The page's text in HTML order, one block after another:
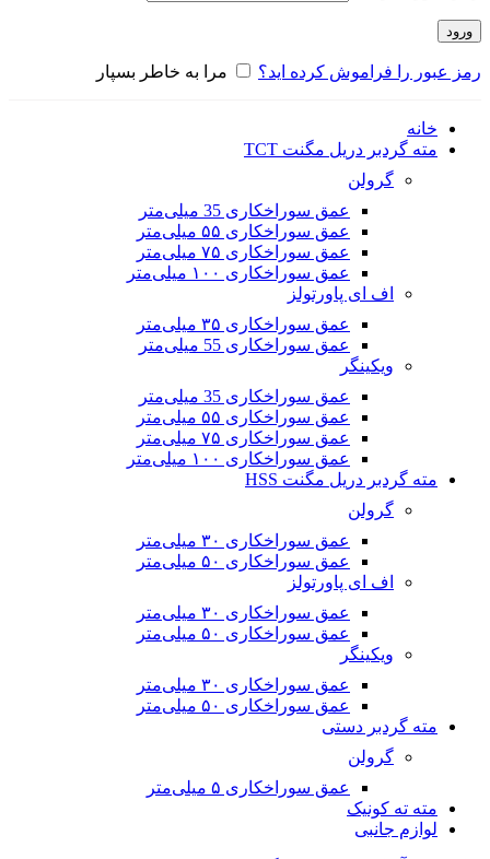
ورود
رمز عبور را فراموش کرده اید؟ مرا به خاطر بسپار
خانه
مته گردبر دریل مگنت TCT
گرولن
عمق سوراخکاری 35 میلی‌متر
عمق سوراخکاری ۵۵ میلی‌متر
عمق سوراخکاری ۷۵ میلی‌متر
عمق سوراخکاری ۱۰۰ میلی‌متر
اف ای پاورتولز
عمق سوراخکاری ۳۵ میلی‌متر
عمق سوراخکاری 55 میلی‌متر
ویکینگر
عمق سوراخکاری 35 میلی‌متر
عمق سوراخکاری ۵۵ میلی‌متر
عمق سوراخکاری ۷۵ میلی‌متر
عمق سوراخکاری ۱۰۰ میلی‌متر
مته گردبر دریل مگنت HSS
گرولن
عمق سوراخکاری ۳۰ میلی‌متر
عمق سوراخکاری ۵۰ میلی‌متر
اف ای پاورتولز
عمق سوراخکاری ۳۰ میلی‌متر
عمق سوراخکاری ۵۰ میلی‌متر
ویکینگر
عمق سوراخکاری ۳۰ میلی‌متر
عمق سوراخکاری ۵۰ میلی‌متر
مته گردبر دستی
گرولن
عمق سوراخکاری ۵ میلی‌متر
مته ته کونیک
لوازم جانبی